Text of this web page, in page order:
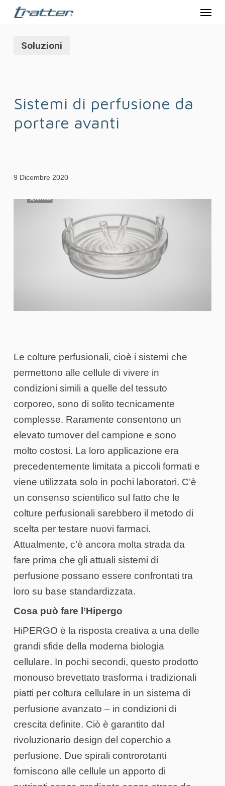
Skip
Menu
Soluzioni
Sistemi di perfusione da
portare avanti
9 Dicembre 2020
Le colture perfusionali, cioè i sistemi che
permettono alle cellule di vivere in
condizioni simili a quelle del tessuto
corporeo, sono di solito tecnicamente
complesse. Raramente consentono un
elevato turnover del campione e sono
molto costosi. La loro applicazione era
precedentemente limitata a piccoli formati e
viene utilizzata solo in pochi laboratori. C’è
un consenso scientifico sul fatto che le
colture perfusionali sarebbero il metodo di
scelta per testare nuovi farmaci.
Attualmente, c’è ancora molta strada da
fare prima che gli attuali sistemi di
perfusione possano essere confrontati tra
loro su base standardizzata.
Cosa può fare l’Hipergo
HiPERGO è la risposta creativa a una delle
grandi sfide della moderna biologia
cellulare. In pochi secondi, questo prodotto
monouso brevettato trasforma i tradizionali
piatti per coltura cellulare in un sistema di
perfusione avanzato – in condizioni di
crescita definite. Ciò è garantito dal
rivoluzionario design del coperchio a
perfusione. Due spirali controrotanti
forniscono alle cellule un apporto di